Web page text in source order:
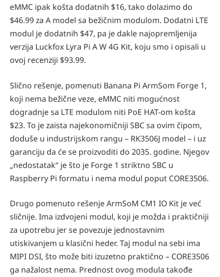
eMMC ipak košta dodatnih $16, tako dolazimo do
$46.99 za A model sa bežičnim modulom. Dodatni LTE
modul je dodatnih $47, pa je dakle najopremljenija
verzija Luckfox Lyra Pi A W 4G Kit, koju smo i opisali u
ovoj recenziji $93.99.
Slično rešenje, pomenuti Banana Pi ArmSom Forge 1,
koji nema bežične veze, eMMC niti mogućnost
dogradnje sa LTE modulom niti PoE HAT-om košta
$23. To je zaista najekonomičniji SBC sa ovim čipom,
doduše u industrijskom rangu – RK3506J model – i uz
garanciju da će se proizvoditi do 2035. godine. Njegov
„nedostatak“ je što je Forge 1 striktno SBC u
Raspberry Pi formatu i nema modul poput CORE3506.
Drugo pomenuto rešenje ArmSoM CM1 IO Kit je već
sličnije. Ima izdvojeni modul, koji je možda i praktičniji
za upotrebu jer se povezuje jednostavnim
utiskivanjem u klasični heder. Taj modul na sebi ima
MIPI DSI, što može biti izuzetno praktično – CORE3506
ga nažalost nema. Prednost ovog modula takođe